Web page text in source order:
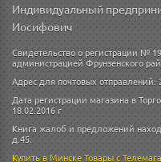
Индивидуальный
Иосифович
Свидетельство о регистрации №
администрацией Фрунзенского
Адрес для почтовых
Дата регистрации магазина в
18.02.2016 г
Книга жалоб и предложений
д.45.
Купить в МинскеТовары с